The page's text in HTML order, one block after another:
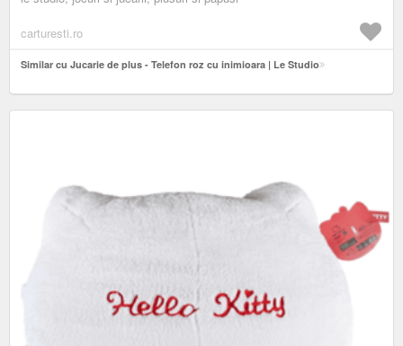
carturesti.ro
Similar cu Jucarie de plus - Telefon roz cu inimioara | Le Studio